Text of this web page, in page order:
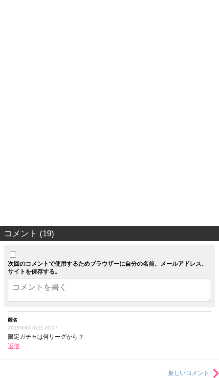
コメント (19)
次回のコメントで使用するためブラウザーに自分の名前、メールアドレス、
サイトを保存する。
匿名
2025年8月31日 20:27
限定ガチャは何リーグから？
返信
新しいコメント